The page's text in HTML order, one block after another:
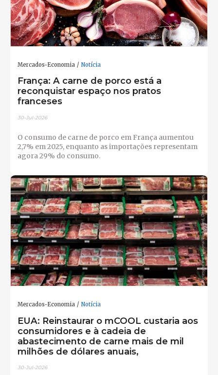
Mercados-Economia Notícia
França: A carne de porco está a
reconquistar espaço nos pratos
franceses
30-Jul-2026
O consumo de carne de porco em França aumentou
2,7% em 2025, enquanto as importações representam
agora 29% do consumo.
Mercados-Economia Notícia
EUA: Reinstaurar o mCOOL custaria aos
consumidores e à cadeia de
abastecimento de carne mais de mil
milhões de dólares anuais,
30-Jul-2026